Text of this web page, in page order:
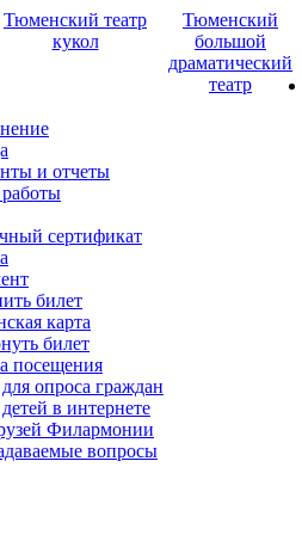
Тюменский театр
кукол
Тюменский
большой
драматический
театр
и отчеты
сертификат
билет
карта
билет
посещения
опроса граждан
в интернете
Филармонии
вопросы